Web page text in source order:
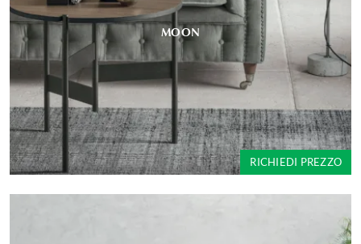
MOON
RICHIEDI PREZZO